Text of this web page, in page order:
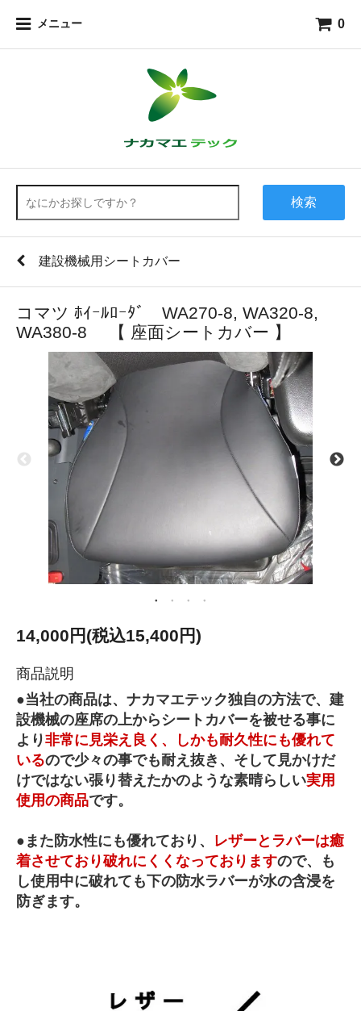
メニュー 0
検索
建設機械用シートカバー
コマツ ﾎｲｰﾙﾛｰﾀﾞ WA270-8, WA320-8,
WA380-8 【 座面シートカバー 】
14,000円(税込15,400円)
商品説明
●当社の商品は、ナカマエテック独自の方法で、建
設機械の座席の上からシートカバーを被せる事に
より非常に見栄え良く、しかも耐久性にも優れて
いるので少々の事でも耐え抜き、そして見かけだ
けではない張り替えたかのような素晴らしい実用
使用の商品です。
●また防水性にも優れており、 レザーとラバーは癒
着させており破れにくくなっておりますので、も
し使用中に破れても下の防水ラバーが水の含浸を
防ぎます。